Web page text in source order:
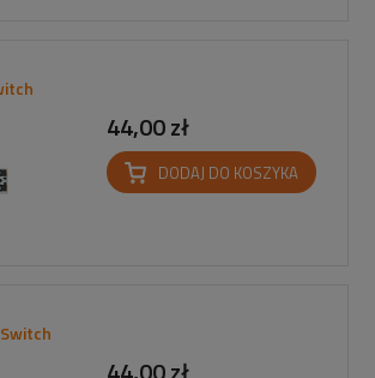
44,00 zł
DODAJ DO KOSZYKA